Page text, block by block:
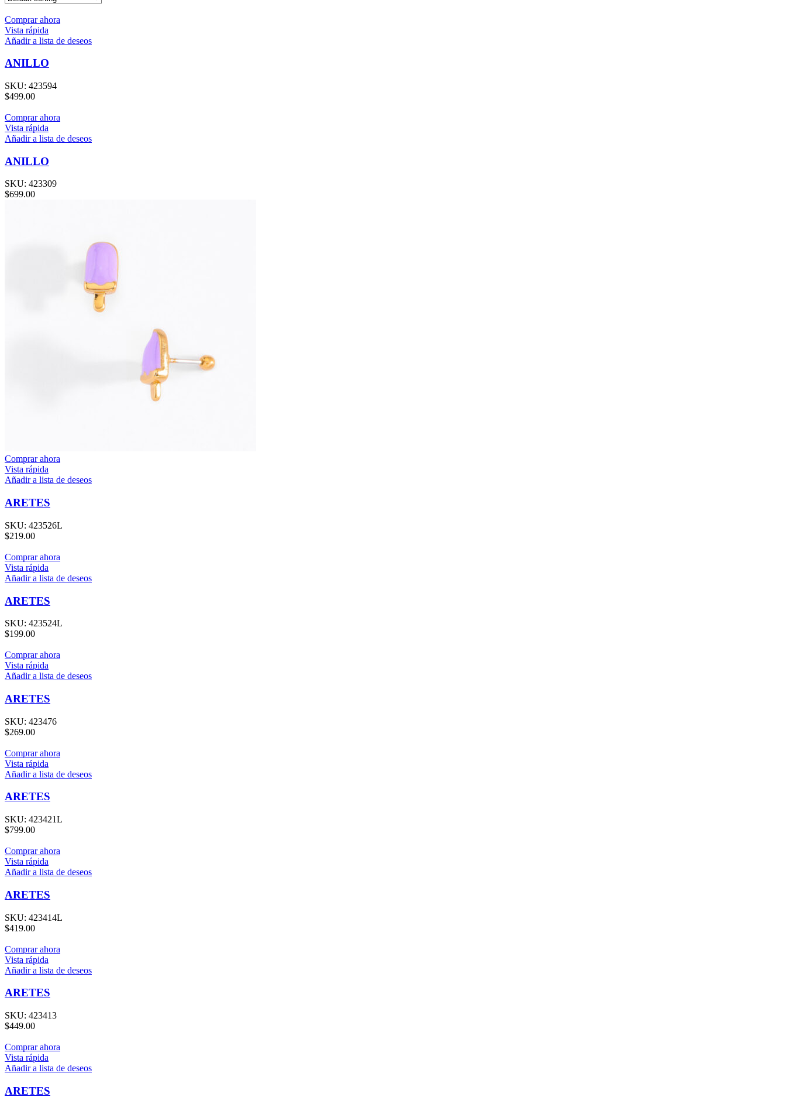
Comprar ahora
Vista rápida
Añadir a lista de deseos
ANILLO
SKU: 423594
$499.00
Comprar ahora
Vista rápida
Añadir a lista de deseos
ANILLO
SKU: 423309
$699.00
Comprar ahora
Vista rápida
Añadir a lista de deseos
ARETES
SKU: 423526L
$219.00
Comprar ahora
Vista rápida
Añadir a lista de deseos
ARETES
SKU: 423524L
$199.00
Comprar ahora
Vista rápida
Añadir a lista de deseos
ARETES
SKU: 423476
$269.00
Comprar ahora
Vista rápida
Añadir a lista de deseos
ARETES
SKU: 423421L
$799.00
Comprar ahora
Vista rápida
Añadir a lista de deseos
ARETES
SKU: 423414L
$419.00
Comprar ahora
Vista rápida
Añadir a lista de deseos
ARETES
SKU: 423413
$449.00
Comprar ahora
Vista rápida
Añadir a lista de deseos
ARETES